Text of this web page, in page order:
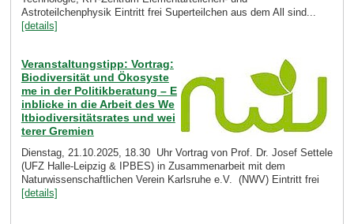
Astroteilchenphysik Eintritt frei Superteilchen aus dem All sind...
[details]
Veranstaltungstipp: Vortrag:
Biodiversität und Ökosyste
me in der Politikberatung – E
inblicke in die Arbeit des We
ltbiodiversitätsrates und wei
terer Gremien
Dienstag, 21.10.2025, 18.30 Uhr Vortrag von Prof. Dr. Josef Settele
(UFZ Halle-Leipzig & IPBES) in Zusammenarbeit mit dem
Naturwissenschaftlichen Verein Karlsruhe e.V. (NWV) Eintritt frei
[details]